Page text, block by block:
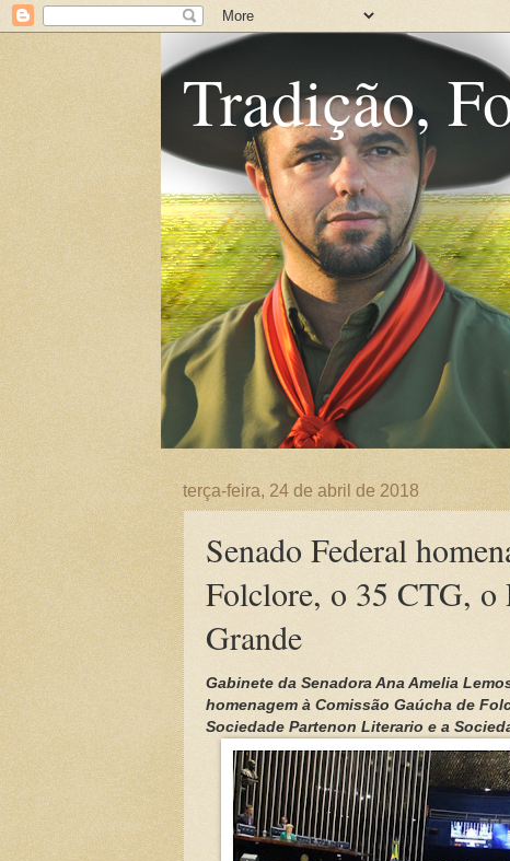
Tradição,
terça-feira, 24 de abril de 2018
Senado Federal
Folclore, o 35 CTG, o
Grande
Gabinete da Senadora Ana Amelia
homenagem à Comissão Gaúcha de
Sociedade Partenon Literario e a